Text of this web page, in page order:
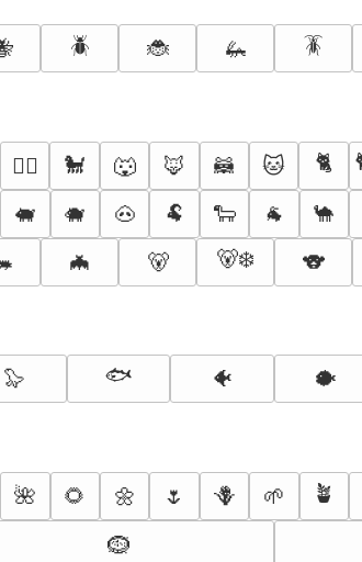
🪲 🐞 🦗 🪳
🐕‍🦺 🐩 🐺 🦊 🦝 🐱 🐈
🐖 🐗 🐽 🐏 🐑 🐐 🐪
🦇 🐻 🐻‍❄️ 🐨
🦭 🐟 🐠 🐡
🌺 🌻 🌼 🌷 🪻 🌱 🪴
🪹